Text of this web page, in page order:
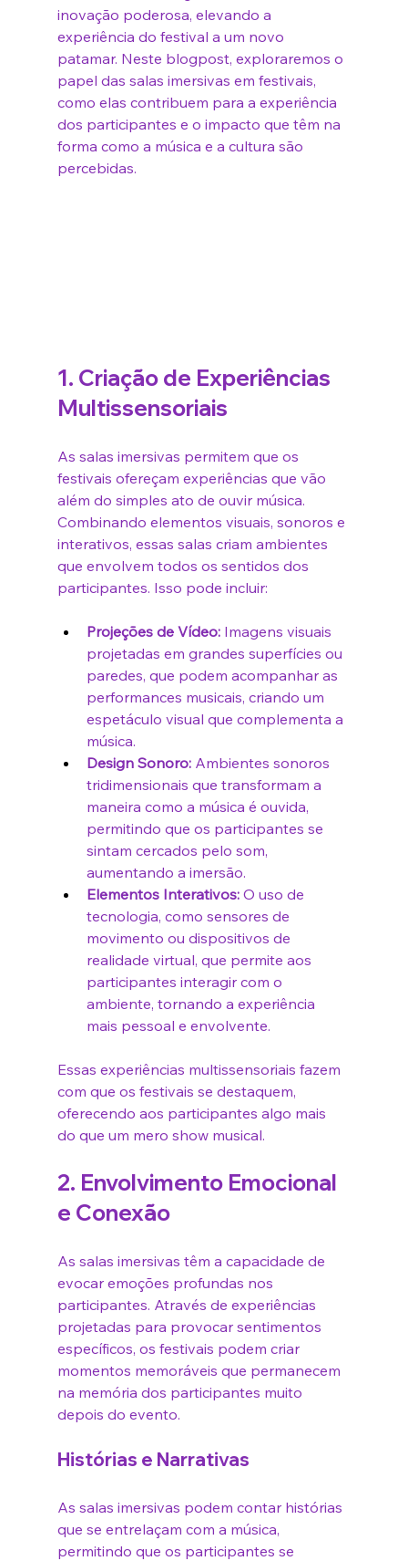
inovação poderosa, elevando a
experiência do festival a um novo
patamar. Neste blogpost, exploraremos o
papel das salas imersivas em festivais,
como elas contribuem para a experiência
dos participantes e o impacto que têm na
forma como a música e a cultura são
percebidas.
1. Criação de Experiências
Multissensoriais
As salas imersivas permitem que os
festivais ofereçam experiências que vão
além do simples ato de ouvir música.
Combinando elementos visuais, sonoros e
interativos, essas salas criam ambientes
que envolvem todos os sentidos dos
participantes. Isso pode incluir:
Projeções de Vídeo: Imagens visuais
projetadas em grandes superfícies ou
paredes, que podem acompanhar as
performances musicais, criando um
espetáculo visual que complementa a
música.
Design Sonoro: Ambientes sonoros
tridimensionais que transformam a
maneira como a música é ouvida,
permitindo que os participantes se
sintam cercados pelo som,
aumentando a imersão.
Elementos Interativos: O uso de
tecnologia, como sensores de
movimento ou dispositivos de
realidade virtual, que permite aos
participantes interagir com o
ambiente, tornando a experiência
mais pessoal e envolvente.
Essas experiências multissensoriais fazem
com que os festivais se destaquem,
oferecendo aos participantes algo mais
do que um mero show musical.
2. Envolvimento Emocional
e Conexão
As salas imersivas têm a capacidade de
evocar emoções profundas nos
participantes. Através de experiências
projetadas para provocar sentimentos
específicos, os festivais podem criar
momentos memoráveis que permanecem
na memória dos participantes muito
depois do evento.
Histórias e Narrativas
As salas imersivas podem contar histórias
que se entrelaçam com a música,
permitindo que os participantes se